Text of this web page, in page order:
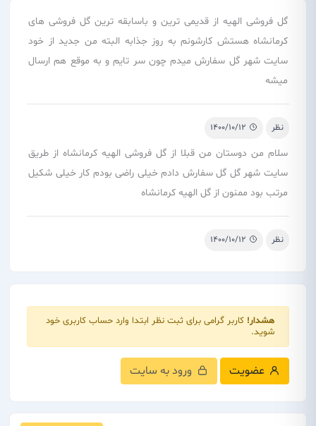
گل فروشی الهیه از قدیمی ترین و باسابقه ترین گل فروشی های
کرمانشاه هستش کارشونم به روز جذابه البته من جدید از خود
سایت شهر گل سفارش میدم چون سر تایم و به موقع هم ارسال
میشه
نظر 1400/10/12
سلام من دوستان من قبلا از گل فروشی الهیه کرمانشاه از طریق
سایت شهر گل گل سفارش دادم خیلی راضی بودم کار خیلی شکیل
مرتب بود ممنون از گل الهیه کرمانشاه
نظر 1400/10/12
هشدار! کاربر گرامی برای ثبت نظر ابتدا وارد حساب کاربری خود
شوید.
عضویت ورود به سایت